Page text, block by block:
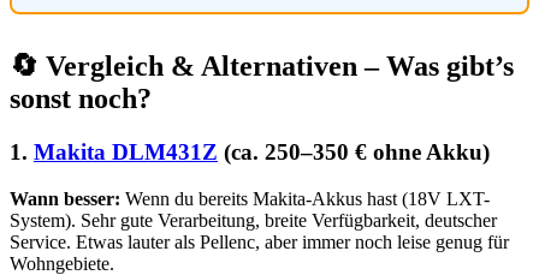
🔄 Vergleich & Alternativen – Was gibt’s
sonst noch?
1. Makita DLM431Z (ca. 250–350 € ohne Akku)
Wann besser: Wenn du bereits Makita-Akkus hast (18V LXT-
System). Sehr gute Verarbeitung, breite Verfügbarkeit, deutscher
Service. Etwas lauter als Pellenc, aber immer noch leise genug für
Wohngebiete.